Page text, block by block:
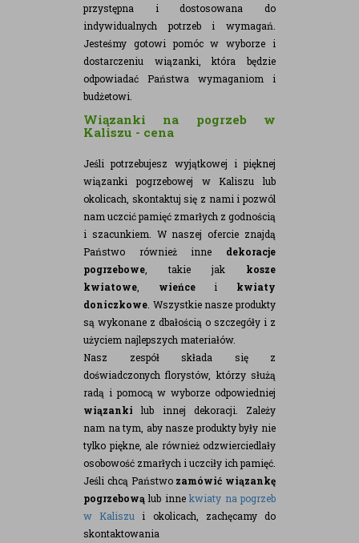
przystępna i dostosowana do
indywidualnych potrzeb i wymagań.
Jesteśmy gotowi pomóc w wyborze i
dostarczeniu wiązanki, która będzie
odpowiadać Państwa wymaganiom i
budżetowi.
Wiązanki na pogrzeb w
Kaliszu - cena
Jeśli potrzebujesz wyjątkowej i pięknej
wiązanki pogrzebowej w Kaliszu lub
okolicach, skontaktuj się z nami i pozwól
nam uczcić pamięć zmarłych z godnością
i szacunkiem. W naszej ofercie znajdą
Państwo również inne dekoracje
pogrzebowe , takie jak kosze
kwiatowe
wieńcei kwiaty
doniczkowe . Wszystkie nasze produkty
są wykonane z dbałością o szczegóły i z
użyciem najlepszych materiałów.
Nasz zespół składa się z
doświadczonych florystów, którzy służą
radą i pomocą w wyborze odpowiedniej
wiązanki lub innej dekoracji. Zależy
nam na tym, aby nasze produkty były nie
tylko piękne, ale również odzwierciedlały
osobowość zmarłych i uczciły ich pamięć.
Jeśli chcą Państwo zamówić wiązankę
pogrzebową lub innekwiaty na pogrzeb
w Kaliszu i okolicach, zachęcamy do
skontaktowania